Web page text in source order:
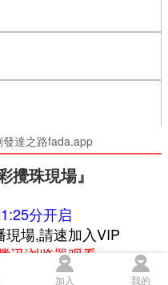
達之路fada.app
攪珠現場』
分开启
場,請速加入VIP
讯浏览器观看
https://6789.ooo/
加入 我的